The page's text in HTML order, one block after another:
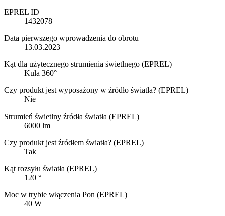
EPREL ID
1432078
Data pierwszego wprowadzenia do obrotu
13.03.2023
Kąt dla użytecznego strumienia świetlnego (EPREL)
Kula 360°
Czy produkt jest wyposażony w źródło światła? (EPREL)
Nie
Strumień świetlny źródła światła (EPREL)
6000 lm
Czy produkt jest źródłem światła? (EPREL)
Tak
Kąt rozsyłu światła (EPREL)
120 °
Moc w trybie włączenia Pon (EPREL)
40 W